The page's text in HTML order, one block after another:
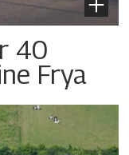
40
Frya